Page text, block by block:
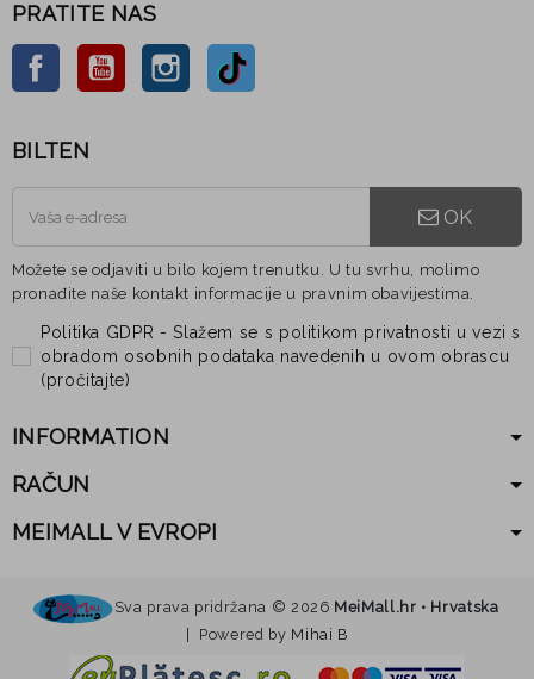
PRATITE NAS
FacebookYouTube Instagram
BILTEN
OK
Možete se odjaviti u bilo kojem trenutku. U tu svrhu, molimo
pronađite naše kontakt informacije u pravnim obavijestima.
Politika GDPR - Slažem se s politikom privatnosti u vezi s
obradom osobnih podataka navedenih u ovom obrascu
(pročitajte)
INFORMATION
RAČUN
MEIMALL V EVROPI
Sva prava pridržana © 2026 MeiMall.hr • Hrvatska
| Powered by Mihai B